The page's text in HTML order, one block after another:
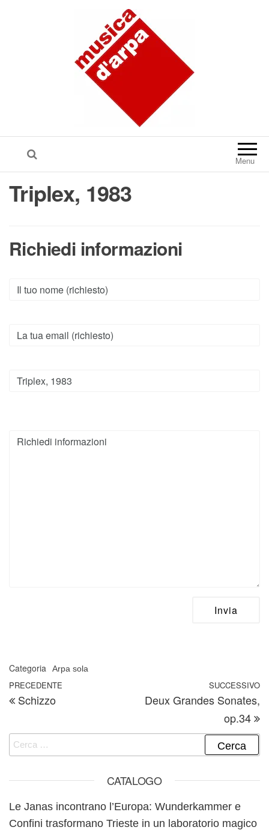
Menu
Triplex, 1983
Richiedi informazioni
Categoria Arpa sola
Navigazione articoli
Articolo precedente
PRECEDENTE
Schizzo
SUCCESSIVO
Deux Grandes Sonates,
op.34
Ricerca per:
CATALOGO
Le Janas incontrano l’Europa: Wunderkammer e
Confini trasformano Trieste in un laboratorio magico